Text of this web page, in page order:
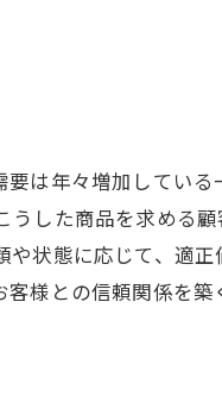
は年々増加している
した商品を求める
状態に応じて、適
様との信頼関係を築